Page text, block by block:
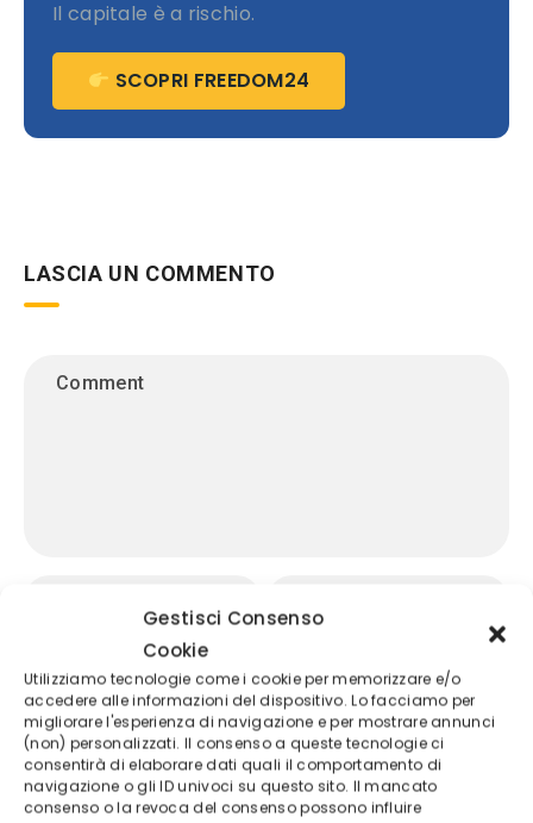
Gestisci Consenso
Cookie
Utilizziamo tecnologie come i cookie per memorizzare e/o
accedere alle informazioni del dispositivo. Lo facciamo per
migliorare l'esperienza di navigazione e per mostrare annunci
(non) personalizzati. Il consenso a queste tecnologie ci
consentirà di elaborare dati quali il comportamento di
navigazione o gli ID univoci su questo sito. Il mancato
consenso o la revoca del consenso possono influire
Il capitale è a rischio.
SCOPRI FREEDOM24
LASCIA UN COMMENTO